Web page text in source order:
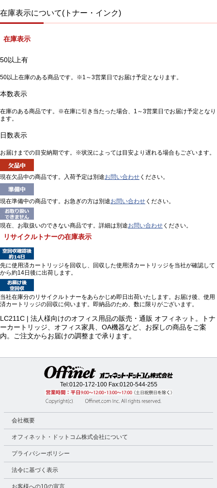
在庫表示について(トナー・インク)
在庫表示
50以上有
50以上在庫のある商品です。※1～3営業日でお届け予定となります。
本数表示
在庫のある商品です。※在庫に引き当たった場合、1～3営業日でお届け予定となり
ます。
日数表示
お届けまでの目安納期です。※状況によっては目安より遅れる場合もございます。
現在欠品中の商品です。入荷予定は別途お問い合わせ ください。
現在準備中の商品です。お急ぎの方は別途お問い合わせ ください。
現在、お取扱いのできない商品です。詳細は別途お問い合わせ ください。
リサイクルトナーの在庫表示
先に使用済カートリッジを回収し、回収した使用済カートリッジを当社が確認して
から約14日後に出荷します。
当社在庫分のリサイクルトナーをあらかじめ即日出荷いたします。お届け後、使用
済カートリッジの回収に伺います。即納品のため、数に限りがございます。
LC211C | 法人様向けのオフィス用品の販売・通販 オフィネット。トナ
ーカートリッジ、オフィス家具、OA機器など、お探しの商品をご案
内。ご注文からお届けの調整まで承ります。
Tel:0120-172-100Fax:0120-544-255
会社概要
オフィネット・ドットコム株式会社について
プライバシーポリシー
法令に基づく表示
お客様への10の宣言